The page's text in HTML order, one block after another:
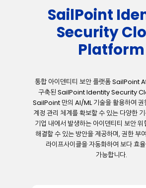
SailPoint
Security
Platform
통합 아이덴티티 보안플랫폼SailPoint
구축된 SailPoint Identity Security
SailPoint 만의 AI/ML기술을활용하여 권
계정 관리 체계를확보할수 있는 다양한
기업 내에서 발생하는 아이덴티티 보안위
해결할수 있는 방안을제공하며, 권한부여
라이프사이클을자동화하여 보다효
가능합니다.